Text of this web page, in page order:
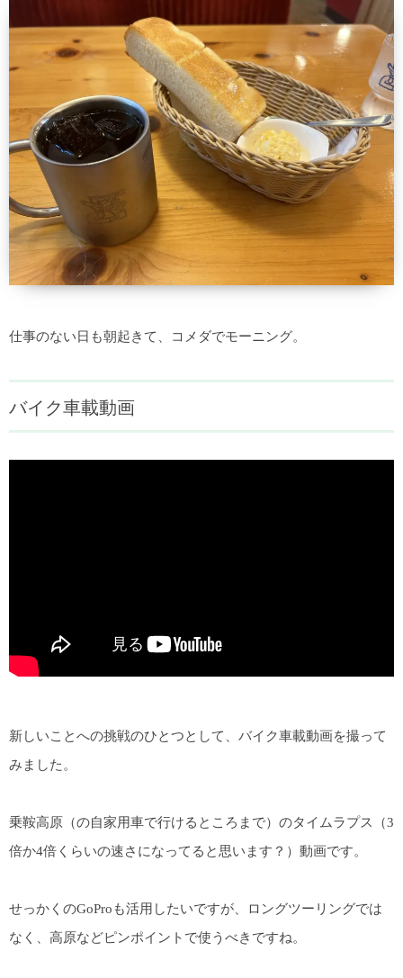
仕事のない日も朝起きて、コメダでモーニング。
バイク車載動画
新しいことへの挑戦のひとつとして、バイク車載動画を撮って
みました。
乗鞍高原（の自家用車で行けるところまで）のタイムラプス（3
倍か4倍くらいの速さになってると思います？）動画です。
せっかくのGoProも活用したいですが、ロングツーリングでは
なく、高原などピンポイントで使うべきですね。